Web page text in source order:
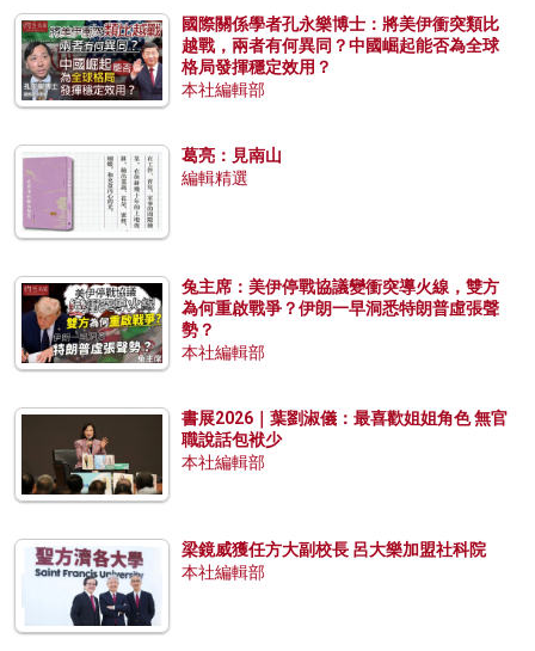
國際關係學者孔永樂博士：將美伊衝突類比
越戰，兩者有何異同？中國崛起能否為全球
格局發揮穩定效用？
本社編輯部
葛亮：見南山
編輯精選
兔主席：美伊停戰協議變衝突導火線，雙方
為何重啟戰爭？伊朗一早洞悉特朗普虛張聲
勢？
本社編輯部
書展2026｜葉劉淑儀：最喜歡姐姐角色 無官
職說話包袱少
本社編輯部
梁鏡威獲任方大副校長 呂大樂加盟社科院
本社編輯部